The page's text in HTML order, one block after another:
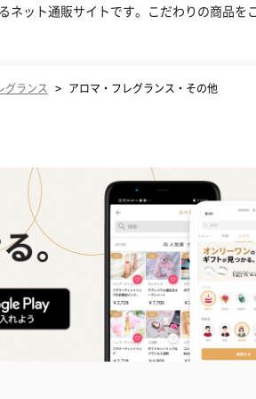
ネット通販サイトです。こだわりの商品
グランス > アロマ・フレグランス・その他